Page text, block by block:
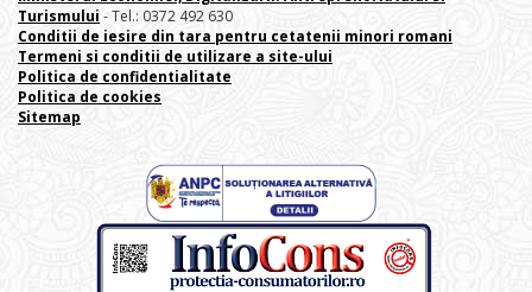
Turismului - Tel.: 0372 492 630
Conditii de iesire din tara pentru cetatenii minori romani
Termeni si conditii de utilizare a site-ului
Politica de confidentialitate
Politica de cookies
Sitemap